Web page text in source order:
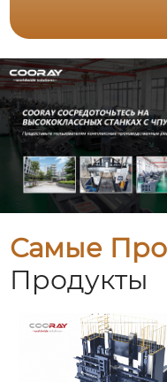
Самые
Продукты